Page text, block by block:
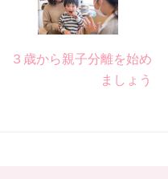
３歳から親子分離を始め
ましょう